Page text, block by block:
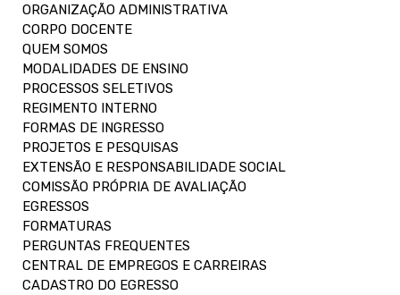
ORGANIZAÇÃO ADMINISTRATIVA
CORPO DOCENTE
QUEM SOMOS
MODALIDADES DE ENSINO
PROCESSOS SELETIVOS
REGIMENTO INTERNO
FORMAS DE INGRESSO
PROJETOS E PESQUISAS
EXTENSÃO E RESPONSABILIDADE SOCIAL
COMISSÃO PRÓPRIA DE AVALIAÇÃO
EGRESSOS
FORMATURAS
PERGUNTAS FREQUENTES
CENTRAL DE EMPREGOS E CARREIRAS
CADASTRO DO EGRESSO